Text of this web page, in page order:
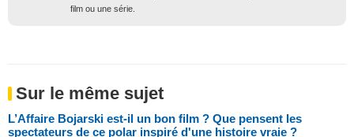
film ou une série.
Sur le même sujet
L’Affaire Bojarski est-il un bon film ? Que pensent les
spectateurs de ce polar inspiré d'une histoire vraie ?